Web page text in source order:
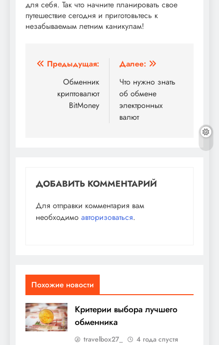
для себя. Так что начните планировать свое
путешествие сегодня и приготовьтесь к
незабываемым летним каникулам!
Навигация
записям
Предыдущая:
Обменник
криптовалют
BitMoney
Далее:
Что нужно знать
об обмене
электронных
валют
ДОБАВИТЬ КОММЕНТАРИЙ
Для отправки комментария вам
необходимо авторизоваться.
Похожие новости
Критерии выбора лучшего
обменника
travelbox27_ 4 года спустя